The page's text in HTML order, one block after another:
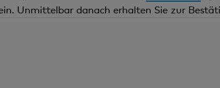
Unmittelbar danach erhalten Sie zur